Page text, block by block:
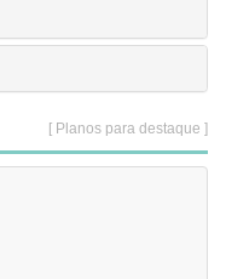
[ Planos para destaque ]